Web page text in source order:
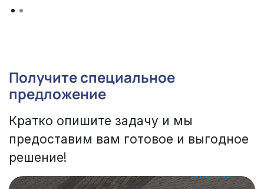
Получите специальное
предложение
Кратко опишите задачу и мы
предоставим вам готовое и выгодное
решение!